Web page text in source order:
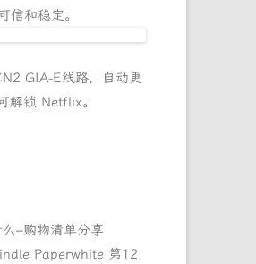
信和稳定。
GIA-E线路，自动更
解锁 Netflix。
–购物清单分享
Paperwhite 第12